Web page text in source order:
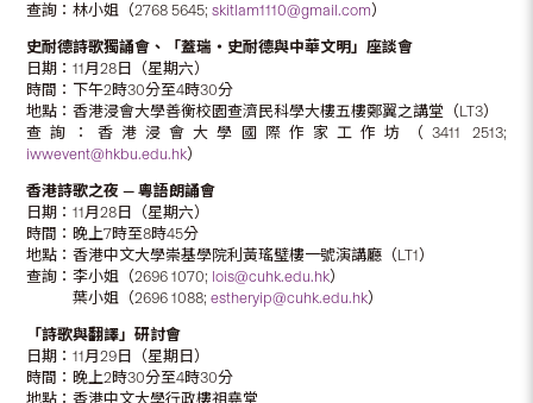
查詢：林小姐（2768 5645;skitlam1110@gmail.com）
史耐德詩歌獨誦會、「蓋瑞‧史耐德與中華文明」座談會
日期：11月28日（星期六）
時間：下午2時30分至4時30分
地點：香港浸會大學善衡校園查濟民科學大樓五樓鄭翼之講堂（LT3）
查詢：香港浸會大學國際作家工作坊（3411 2513;
iwwevent@hkbu.edu.hk）
香港詩歌之夜 — 粵語朗誦會
日期：11月28日（星期六）
時間：晚上7時至8時45分
地點：香港中文大學崇基學院利黃瑤璧樓一號演講廳（LT1）
查詢：李小姐（2696 1070; lois@cuhk.edu.hk）
葉小姐（2696 1088;estheryip@cuhk.edu.hk）
「詩歌與翻譯」研討會
日期：11月29日（星期日）
時間：晚上2時30分至4時30分
地點：香港中文大學行政樓祖堯堂